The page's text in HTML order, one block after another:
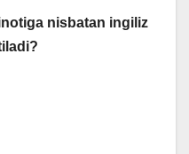
nisbatan ingiliz